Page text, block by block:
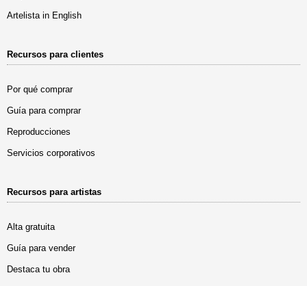
Artelista in English
Recursos para clientes
Por qué comprar
Guía para comprar
Reproducciones
Servicios corporativos
Recursos para artistas
Alta gratuita
Guía para vender
Destaca tu obra